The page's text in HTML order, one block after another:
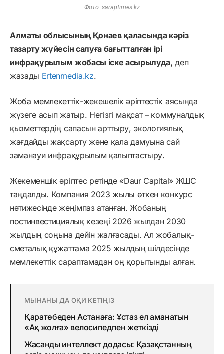
Фото: saraptimes.kz
Алматы облысының Қонаев қаласында кәріз
тазарту жүйесін салуға бағытталған ірі
инфрақұрылым жобасы іске асырылуда, деп
жазады Ertenmedia.kz.
Жоба мемлекеттік-жекешелік әріптестік аясында
жүзеге асып жатыр. Негізгі мақсат – коммуналдық
қызметтердің сапасын арттыру, экологиялық
жағдайды жақсарту және қала дамуына сай
заманауи инфрақұрылым қалыптастыру.
Жекеменшік әріптес ретінде «Daur Capital» ЖШС
таңдалды. Компания 2023 жылы өткен конкурс
нәтижесінде жеңімпаз атанған. Жобаның
постинвестициялық кезеңі 2026 жылдан 2030
жылдың соңына дейін жалғасады. Ал жобалық-
сметалық құжаттама 2025 жылдың шілдесінде
мемлекеттік сараптамадан оң қорытынды алған.
МЫНАНЫ ДА ОҚИ КЕТІҢІЗ
Қаратөбеден Астанаға: Ұстаз ел аманатын
«Ақ жолға» велосипедпен жеткізді
Жасанды интеллект додасы: Қазақстанның